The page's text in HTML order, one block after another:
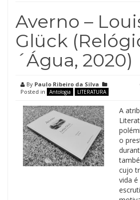
Averno –
Glück
´Água, 2020)
By Paulo Ribeiro da Silva
Posted in
Antologia LITERATURA
A
o
cujo
vida